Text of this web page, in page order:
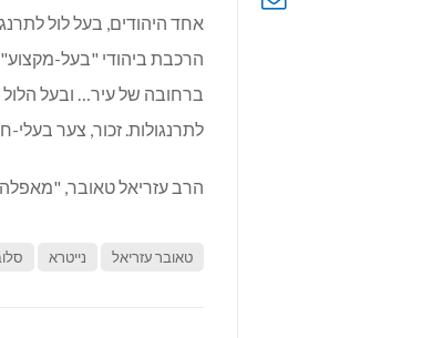
אחד היהודים, בעל לול
הרכבת ביהודי "בעל-מקצוע"
ברחובה של עיר… ובעל
לתרנגולות. זכור, צער בעלי-
הרב עזריאל טאובר, "מאפלה
טאובר עזריאל נייטרא